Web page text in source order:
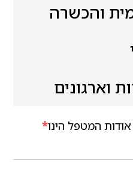
והכשרה
וארגונים
*המטפל הינו